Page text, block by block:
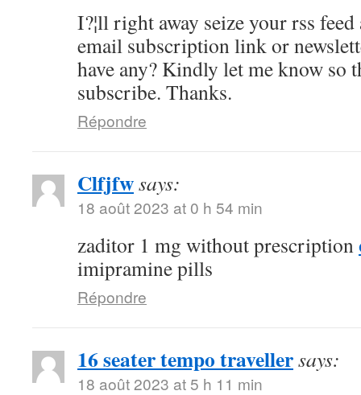
I?¦ll right away seize your rss
email subscription link or
have any? Kindly let me know so
subscribe. Thanks.
Répondre
Clfjfwsays:
18 août 2023 at 0 h 54 min
zaditor 1 mg without prescription
imipramine pills
Répondre
16 seater tempo travellersays:
18 août 2023 at 5 h 11 min